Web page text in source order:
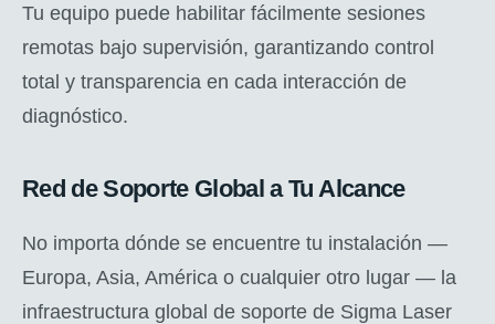
Tu equipo puede habilitar fácilmente sesiones
remotas bajo supervisión, garantizando control
total y transparencia en cada interacción de
diagnóstico.
Red de Soporte Global a Tu Alcance
No importa dónde se encuentre tu instalación —
Europa, Asia, América o cualquier otro lugar — la
infraestructura global de soporte de Sigma Laser